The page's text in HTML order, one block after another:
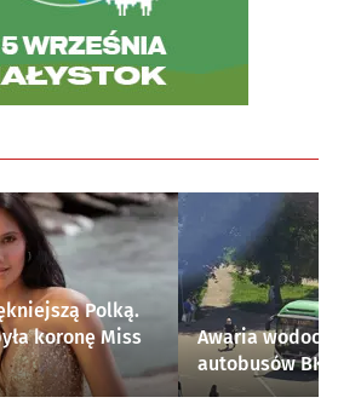
Polką.
koronę Miss
Awaria
autobusów